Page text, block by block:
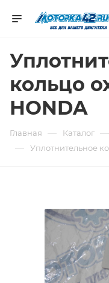
кольцо
HONDA
Главная — Каталог —
— Уплотнительное